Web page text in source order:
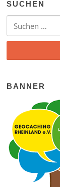
SUCHEN
Suchen nach:
BANNER